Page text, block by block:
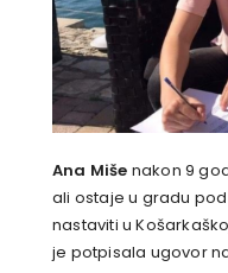
Ana Miše nakon 9
ali ostaje u gradu
nastaviti u
je potpisala ugovor